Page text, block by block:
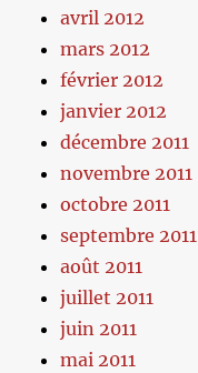
avril 2012
mars 2012
février 2012
janvier 2012
décembre 2011
novembre 2011
octobre 2011
septembre 2011
août 2011
juillet 2011
juin 2011
mai 2011